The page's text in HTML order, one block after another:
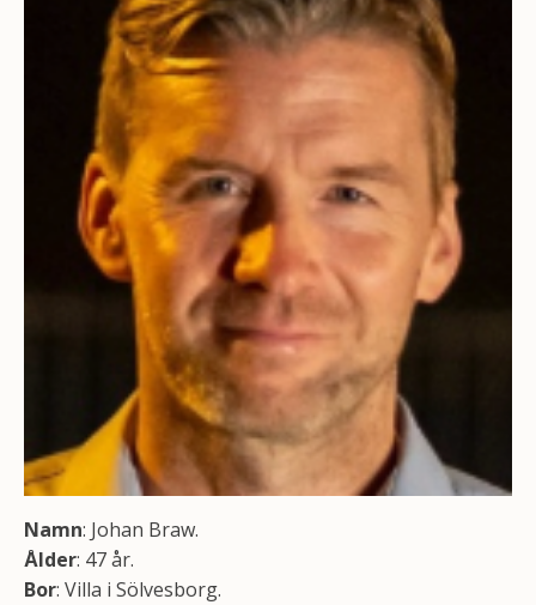
Namn: Johan Braw.
Ålder: 47 år.
Bor: Villa i Sölvesborg.